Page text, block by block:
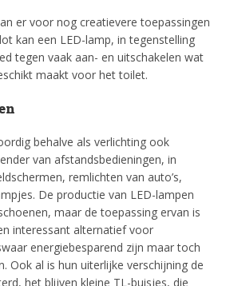
er voor nog creatievere toepassingen
kan een LED-lamp, in tegenstelling
tegen vaak aan- en uitschakelen wat
maakt voor het toilet.
behalve als verlichting ook
van afstandsbedieningen, in
remlichten van auto’s,
De productie van LED-lampen
maar de toepassing ervan is
interessant alternatief voor
energiebesparend zijn maar toch
Ook al is hun uiterlijke verschijning de
het blijven kleine TL-buisjes, die